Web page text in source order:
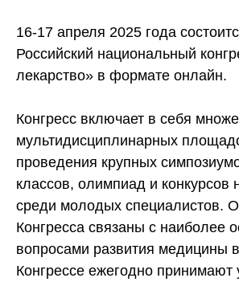
16-17 апреля 2025 года
Российский национальный
лекарство» в формате онлайн.
Конгресс включает в себя
мультидисциплинарных
проведения крупных
классов, олимпиад и конкурсов
среди молодых специалистов.
Конгресса связаны с наиболее
вопросами развития медицины
Конгрессе ежегодно принимают